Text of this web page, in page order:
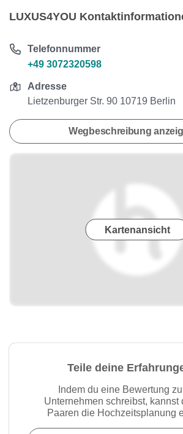
LUXUS4YOU
Telefonnummer
+49 3072320598
Adresse
Lietzenburger Str. 90 10719 Berlin
Wegbeschreibung
Kartenansicht
Teile deine
Indem du eine Bewertung
Unternehmen schreibst, kannst
Paaren die Hochzeitsplanung